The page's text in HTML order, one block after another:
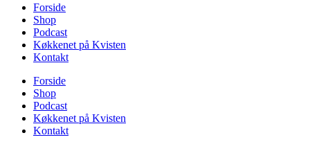
Forside
Shop
Podcast
Køkkenet på Kvisten
Kontakt
Forside
Shop
Podcast
Køkkenet på Kvisten
Kontakt